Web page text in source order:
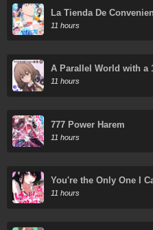
La Tienda De
11 hours
A Parallel World with a
Ratio is Unexpectedly
11 hours
777 Power Harem
11 hours
You're the Only One I
11 hours